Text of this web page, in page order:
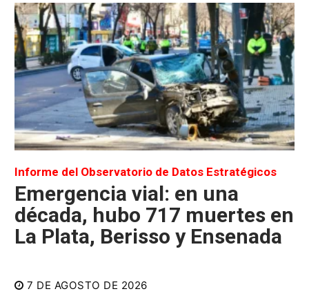
Informe del Observatorio de Datos Estratégicos
Emergencia vial: en una
década, hubo 717 muertes en
La Plata, Berisso y Ensenada
7 DE AGOSTO DE 2026